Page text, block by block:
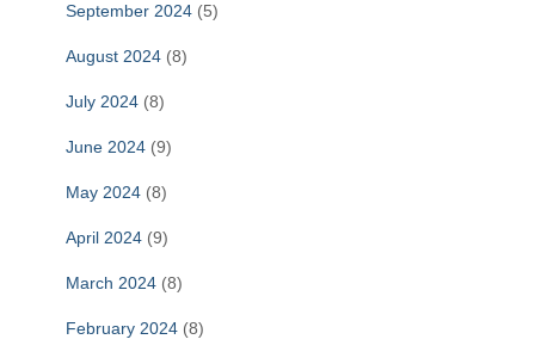
September 2024 (5)
August 2024 (8)
July 2024 (8)
June 2024 (9)
May 2024 (8)
April 2024 (9)
March 2024 (8)
February 2024 (8)